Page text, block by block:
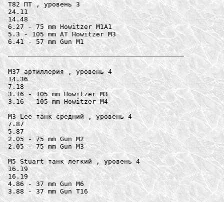
T82 ПТ , уровень 3
24.11
14.48
6.27 - 75 mm Howitzer M1A1
5.3 - 105 mm AT Howitzer M3
6.41 - 57 mm Gun M1
M37 артиллерия , уровень 4
14.36
7.18
3.16 - 105 mm Howitzer M3
3.16 - 105 mm Howitzer M4
M3 Lee танк средний , уровень 4
7.87
5.87
2.05 - 75 mm Gun M2
2.05 - 75 mm Gun M3
M5 Stuart танк легкий , уровень 4
16.19
16.19
4.86 - 37 mm Gun M6
3.88 - 37 mm Gun T16